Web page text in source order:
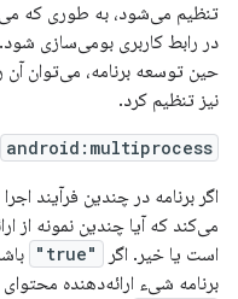
تنظیم می‌شود، به طوری که
در رابط کاربری بومی‌سازی شود.
حین توسعه برنامه، می‌توان
نیز تنظیم کرد.
android:multiprocess
اگر برنامه در چندین فرآیند
می‌کند که آیا چندین نمونه از
است یا خیر. اگر
"true"
برنامه شیء ارائه‌دهنده محتوای